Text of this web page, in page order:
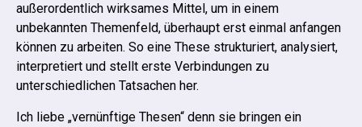
außerordentlich wirksames Mittel, um in einem
unbekannten Themenfeld, überhaupt erst einmal anfangen
können zu arbeiten. So eine These strukturiert, analysiert,
interpretiert und stellt erste Verbindungen zu
unterschiedlichen Tatsachen her.
Ich liebe „vernünftige Thesen“ denn sie bringen ein